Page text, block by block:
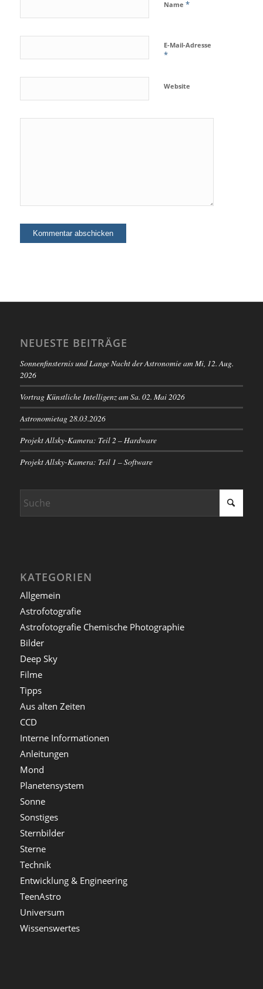
Name *
E-Mail-Adresse
*
Website
NEUESTE BEITRÄGE
Sonnenfinsternis und Lange Nacht der Astronomie am Mi, 12. Aug.
2026
Vortrag Künstliche Intelligenz am Sa. 02. Mai 2026
Astronomietag 28.03.2026
Projekt Allsky-Kamera: Teil 2 – Hardware
Projekt Allsky-Kamera: Teil 1 – Software
KATEGORIEN
Allgemein
Astrofotografie
Astrofotografie Chemische Photographie
Bilder
Deep Sky
Filme
Tipps
Aus alten Zeiten
CCD
Interne Informationen
Anleitungen
Mond
Planetensystem
Sonne
Sonstiges
Sternbilder
Sterne
Technik
Entwicklung & Engineering
TeenAstro
Universum
Wissenswertes